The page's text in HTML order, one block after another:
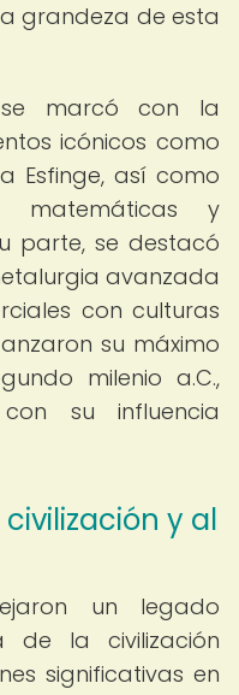
grandeza de esta
marcó con la
icónicos como
Esfinge, así como
matemáticas y
parte, se destacó
avanzada
con culturas
su máximo
milenio a.C.,
su influencia
y al
un legado
de la civilización
significativas en